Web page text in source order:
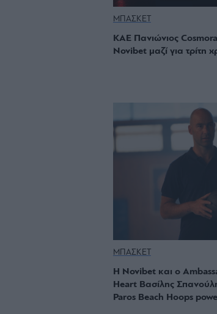
ΜΠΑΣΚΕΤ
ΚΑΕ Πανιώνιος
Novibet μαζί για τρίτη
ΜΠΑΣΚΕΤ
Η Novibet και ο
Heart Βασίλης
Paros Beach Hoops